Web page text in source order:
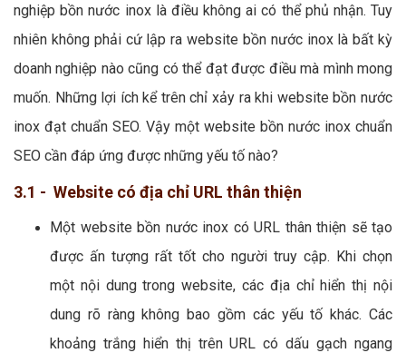
nghiệp bồn nước inox là điều không ai có thể phủ nhận. Tuy
nhiên không phải cứ lập ra website bồn nước inox là bất kỳ
doanh nghiệp nào cũng có thể đạt được điều mà mình mong
muốn. Những lợi ích kể trên chỉ xảy ra khi website bồn nước
inox đạt chuẩn SEO. Vậy một website bồn nước inox chuẩn
SEO cần đáp ứng được những yếu tố nào?
3.1 - Website có địa chỉ URL thân thiện
Một website bồn nước inox có URL thân thiện sẽ tạo
được ấn tượng rất tốt cho người truy cập. Khi chọn
một nội dung trong website, các địa chỉ hiển thị nội
dung rõ ràng không bao gồm các yếu tố khác. Các
khoảng trắng hiển thị trên URL có dấu gạch ngang